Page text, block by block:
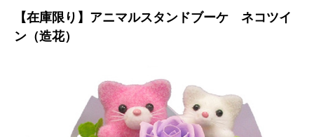
【在庫限り】アニマルスタンドブーケ ネコツイ
ン（造花）